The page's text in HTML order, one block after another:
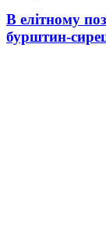
В елітному
бурштин-